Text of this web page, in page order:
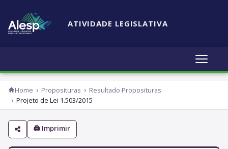
ATIVIDADE LEGISLATIVA
Home Proposituras
Resultado Proposituras
Projeto de Lei 1.503/2015
🖨 Imprimir